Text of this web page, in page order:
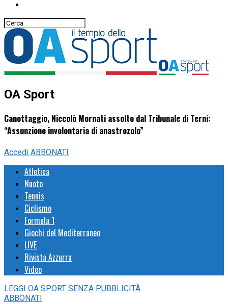
OA Sport
Canottaggio, Niccolò Mornati assolto dal Tribunale di Terni:
“Assunzione involontaria di anastrozolo”
Accedi ABBONATI
Atletica
Nuoto
Tennis
Ciclismo
Formula 1
Giochi del Mediterraneo
LIVE
Rivista Azzurra
Video
LEGGI OA SPORT SENZA PUBBLICITÀ
ABBONATI